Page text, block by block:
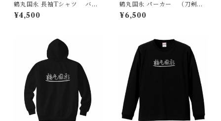
鶴丸国永 長袖Tシャツ バッ
クプリント （刀剣 日本）
¥4,500
鶴丸国永 パーカー （刀剣
日本）
¥6,500